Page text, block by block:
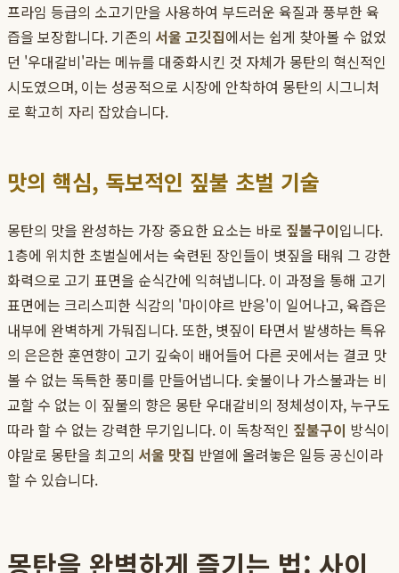
프라임 등급의 소고기만을 사용하여 부드러운 육질과 풍부한 육
즙을 보장합니다. 기존의 서울 고깃집에서는 쉽게 찾아볼 수 없었
던 '우대갈비'라는 메뉴를 대중화시킨 것 자체가 몽탄의 혁신적인
시도였으며, 이는 성공적으로 시장에 안착하여 몽탄의 시그니처
로 확고히 자리 잡았습니다.
맛의 핵심, 독보적인 짚불 초벌 기술
몽탄의 맛을 완성하는 가장 중요한 요소는 바로 짚불구이입니다.
1층에 위치한 초벌실에서는 숙련된 장인들이 볏짚을 태워 그 강한
화력으로 고기 표면을 순식간에 익혀냅니다. 이 과정을 통해 고기
표면에는 크리스피한 식감의 '마이야르 반응'이 일어나고, 육즙은
내부에 완벽하게 가둬집니다. 또한, 볏짚이 타면서 발생하는 특유
의 은은한 훈연향이 고기 깊숙이 배어들어 다른 곳에서는 결코 맛
볼 수 없는 독특한 풍미를 만들어냅니다. 숯불이나 가스불과는 비
교할 수 없는 이 짚불의 향은 몽탄 우대갈비의 정체성이자, 누구도
따라 할 수 없는 강력한 무기입니다. 이 독창적인 짚불구이 방식이
야말로 몽탄을 최고의 서울 맛집 반열에 올려놓은 일등 공신이라
할 수 있습니다.
몽탄을 완벽하게 즐기는 법: 사이